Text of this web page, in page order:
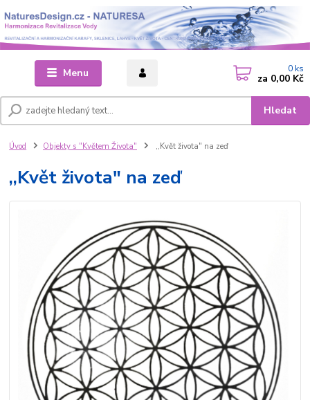
Menu
Hledat
0 ks
za 0,00 Kč
Úvod Objekty s "Květem Života" ,,Květ života" na zeď
,,Květ života" na zeď